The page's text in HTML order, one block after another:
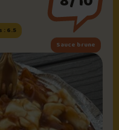
: 6.5
Sauce brune